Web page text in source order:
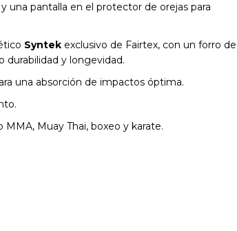
pantalla en el protector de orejas para
Syntek exclusivo de Fairtex, con un forro de
durabilidad y longevidad.
una absorción de impactos óptima.
Muay Thai, boxeo y karate.